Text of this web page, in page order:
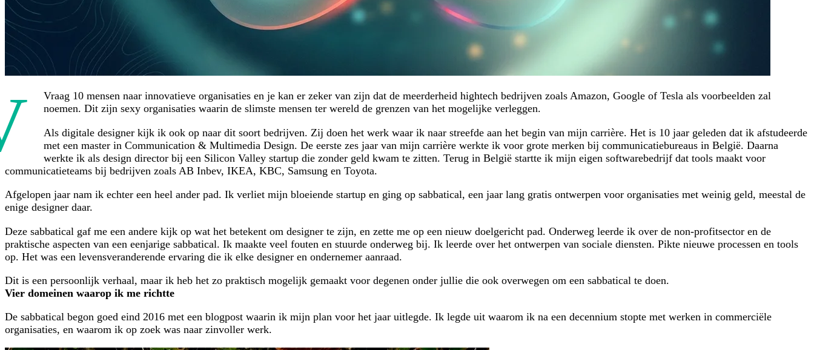
Vraag 10 mensen naar innovatieve organisaties en je kan er zeker van zijn dat de meerderheid hightech bedrijven zoals Amazon, Google of Tesla als voorbeelden zal
noemen. Dit zijn sexy organisaties waarin de slimste mensen ter wereld de grenzen van het mogelijke verleggen.
Als digitale designer kijk ik ook op naar dit soort bedrijven. Zij doen het werk waar ik naar streefde aan het begin van mijn carrière. Het is 10 jaar geleden dat ik afstudeerde
met een master in Communication & Multimedia Design. De eerste zes jaar van mijn carrière werkte ik voor grote merken bij communicatiebureaus in België. Daarna
werkte ik als design director bij een Silicon Valley startup die zonder geld kwam te zitten. Terug in België startte ik mijn eigen softwarebedrijf dat tools maakt voor
communicatieteams bij bedrijven zoals AB Inbev, IKEA, KBC, Samsung en Toyota.
Afgelopen jaar nam ik echter een heel ander pad. Ik verliet mijn bloeiende startup en ging op sabbatical, een jaar lang gratis ontwerpen voor organisaties met weinig geld, meestal de
enige designer daar.
Deze sabbatical gaf me een andere kijk op wat het betekent om designer te zijn, en zette me op een nieuw doelgericht pad. Onderweg leerde ik over de non-profitsector en de
praktische aspecten van een eenjarige sabbatical. Ik maakte veel fouten en stuurde onderweg bij. Ik leerde over het ontwerpen van sociale diensten. Pikte nieuwe processen en tools
op. Het was een levensveranderende ervaring die ik elke designer en ondernemer aanraad.
Dit is een persoonlijk verhaal, maar ik heb het zo praktisch mogelijk gemaakt voor degenen onder jullie die ook overwegen om een sabbatical te doen.
Vier domeinen waarop ik me richtte
De sabbatical begon goed eind 2016 met een blogpost waarin ik mijn plan voor het jaar uitlegde. Ik legde uit waarom ik na een decennium stopte met werken in commerciële
organisaties, en waarom ik op zoek was naar zinvoller werk.